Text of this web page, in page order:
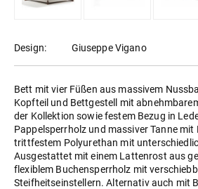
Design: Giuseppe Vigano
Bett mit vier Füßen aus massivem
Kopfteil und Bettgestell mit
der Kollektion sowie festem Bezug in
Pappelsperrholz und massiver Tanne mit
trittfestem Polyurethan mit
Ausgestattet mit einem Lattenrost aus
flexiblem Buchensperrholz mit
Steifheitseinstellern. Alternativ auch mit